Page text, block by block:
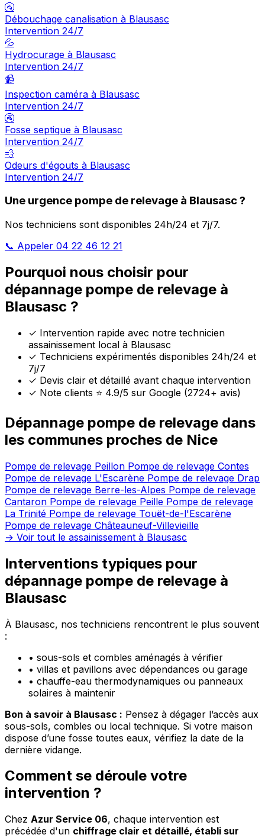
🚰
Débouchage canalisation à Blausasc
Intervention 24/7
💦
Hydrocurage à Blausasc
Intervention 24/7
📹
Inspection caméra à Blausasc
Intervention 24/7
🚱
Fosse septique à Blausasc
Intervention 24/7
💨
Odeurs d'égouts à Blausasc
Intervention 24/7
Une urgence pompe de relevage à Blausasc ?
Nos techniciens sont disponibles 24h/24 et 7j/7.
📞 Appeler 04 22 46 12 21
Pourquoi nous choisir pour
dépannage pompe de relevage à
Blausasc ?
✓ Intervention rapide avec notre technicien
assainissement local à Blausasc
✓ Techniciens expérimentés disponibles 24h/24 et
7j/7
✓ Devis clair et détaillé avant chaque intervention
✓ Note clients ⭐ 4.9/5 sur Google (2724+ avis)
Dépannage pompe de relevage dans
les communes proches de Nice
Pompe de relevage Peillon Pompe de relevage Contes
Pompe de relevage L'Escarène Pompe de relevage Drap
Pompe de relevage Berre-les-Alpes Pompe de relevage
Cantaron Pompe de relevage Peille Pompe de relevage
La Trinité Pompe de relevage Touët-de-l'Escarène
Pompe de relevage Châteauneuf-Villevieille
→ Voir tout le assainissement à Blausasc
Interventions typiques pour
dépannage pompe de relevage à
Blausasc
À Blausasc, nos techniciens rencontrent le plus souvent
:
• sous-sols et combles aménagés à vérifier
• villas et pavillons avec dépendances ou garage
• chauffe-eau thermodynamiques ou panneaux
solaires à maintenir
Bon à savoir à Blausasc : Pensez à dégager l’accès aux
sous-sols, combles ou local technique. Si votre maison
dispose d’une fosse toutes eaux, vérifiez la date de la
dernière vidange.
Comment se déroule votre
intervention ?
Chez Azur Service 06, chaque intervention est
précédée d'un chiffrage clair et détaillé, établi sur